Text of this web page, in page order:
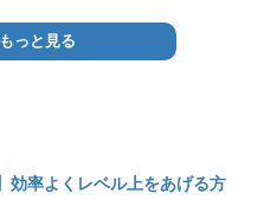
っと見る
効率よくレベル上をあげる方